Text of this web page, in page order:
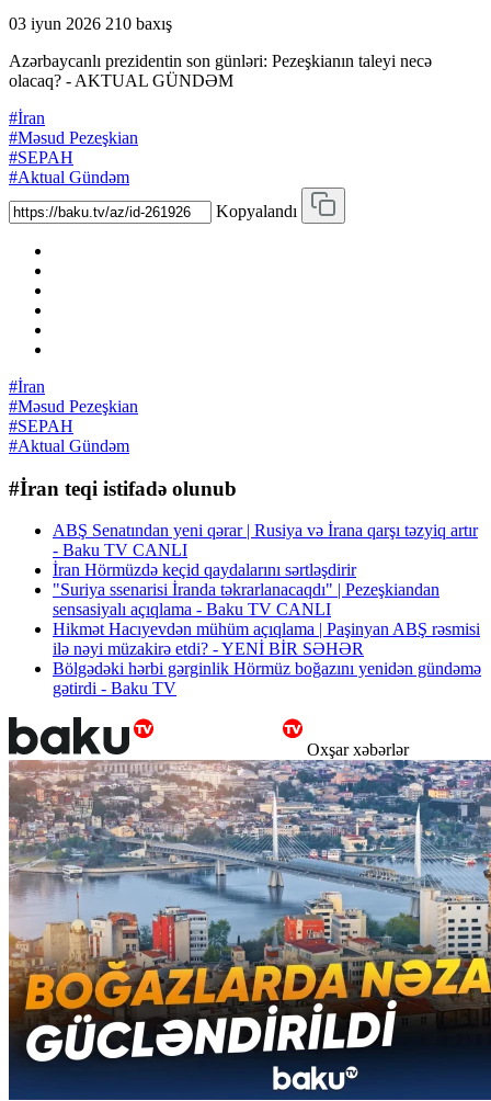
03 iyun 2026 210 baxış
Azərbaycanlı prezidentin son günləri: Pezeşkianın taleyi necə
olacaq? - AKTUAL GÜNDƏM
#İran
#Məsud Pezeşkian
#SEPAH
#Aktual Gündəm
Kopyalandı
#İran
#Məsud Pezeşkian
#SEPAH
#Aktual Gündəm
#İran teqi istifadə olunub
ABŞ Senatından yeni qərar | Rusiya və İrana qarşı təzyiq artır
- Baku TV CANLI
İran Hörmüzdə keçid qaydalarını sərtləşdirir
"Suriya ssenarisi İranda təkrarlanacaqdı" | Pezeşkiandan
sensasiyalı açıqlama - Baku TV CANLI
Hikmət Hacıyevdən mühüm açıqlama | Paşinyan ABŞ rəsmisi
ilə nəyi müzakirə etdi? - YENİ BİR SƏHƏR
Bölgədəki hərbi gərginlik Hörmüz boğazını yenidən gündəmə
gətirdi - Baku TV
Oxşar xəbərlər